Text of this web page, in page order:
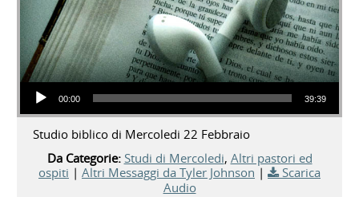
Audio Player
00:00 39:39
Studio biblico di Mercoledi 22 Febbraio
Da Categorie: Studi di Mercoledi, Altri pastori ed
ospiti | Altri Messaggi da Tyler Johnson |
Scarica
Audio